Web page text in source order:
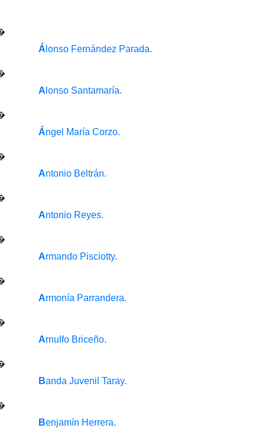
Á lonso Fernández Parada.
A lonso Santamaría.
Ángel María Corzo.
Antonio Beltrán.
Antonio Reyes.
Armando Pisciotty.
Armonía Parrandera.
Arnulfo Briceño.
Banda Juvenil Taray.
Benjamín Herrera.